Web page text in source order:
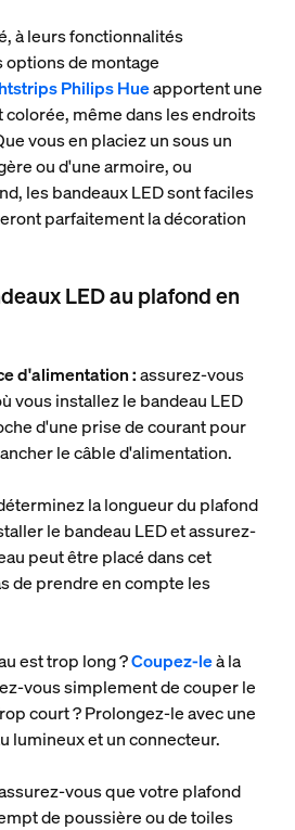
à leurs fonctionnalités
options de montage
Philips Hueapportent une
même dans les endroits
vous en placiez un sous un
ou d'une armoire, ou
les bandeaux LED sont faciles
parfaitement la décoration
LED au plafond en
d'alimentation :assurez-vous
vous installez le bandeau LED
d'une prise de courant pour
le câble d'alimentation.
la longueur du plafond
le bandeau LED et assurez-
peut être placé dans cet
de prendre en compte les
est trop long ?Coupez-leà la
vous simplement de couper le
court ? Prolongez-le avec une
lumineux et un connecteur.
vous que votre plafond
de poussière ou de toiles